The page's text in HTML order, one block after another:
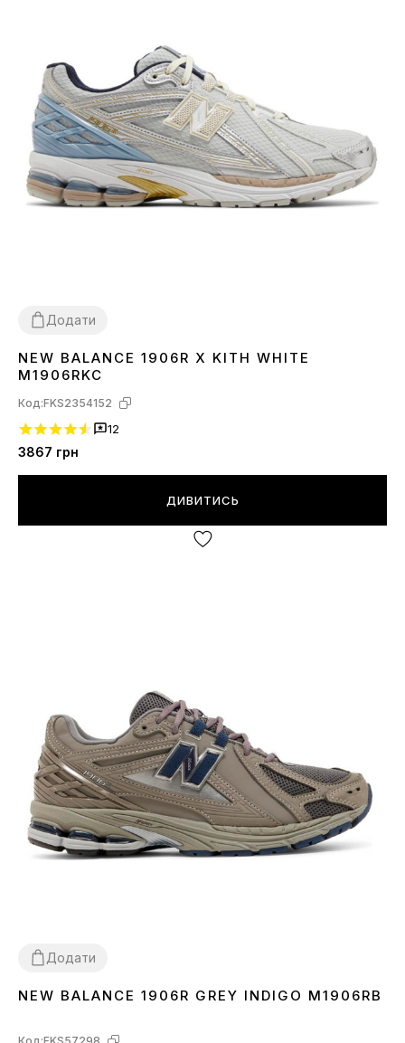
Додати
3637 383940
NEW BALANCE 1906R X KITH WHITE
M1906RKC
Код:FKS2354152
12
3867 грн
ДИВИТИСЬ
Додати
4142 45
NEW BALANCE 1906R GREY INDIGO M1906RB